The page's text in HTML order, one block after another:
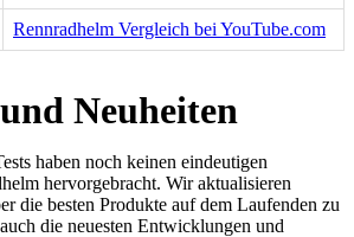
Rennradhelm Vergleich bei YouTube.com
Neuheiten
haben noch keinen eindeutigen
hervorgebracht. Wir aktualisieren
die besten Produkte auf dem Laufenden zu
die neuesten Entwicklungen und